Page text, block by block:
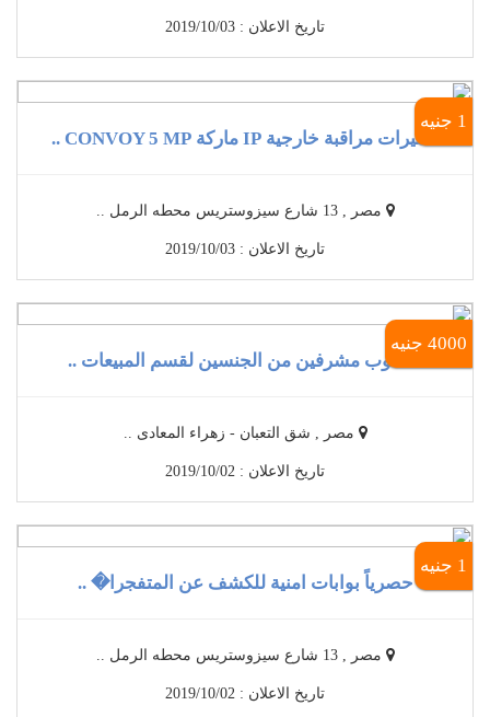
تاريخ الاعلان : 2019/10/03
1 جنيه
كاميرات مراقبة خارجية IP ماركة CONVOY 5 MP ..
مصر , 13 شارع سيزوستريس محطه الرمل ..
تاريخ الاعلان : 2019/10/03
4000 جنيه
مطلوب مشرفين من الجنسين لقسم المبيعات ..
مصر , شق التعبان - زهراء المعادى ..
تاريخ الاعلان : 2019/10/02
1 جنيه
حصرياً بوابات امنية للكشف عن المتفجرا� ..
مصر , 13 شارع سيزوستريس محطه الرمل ..
تاريخ الاعلان : 2019/10/02